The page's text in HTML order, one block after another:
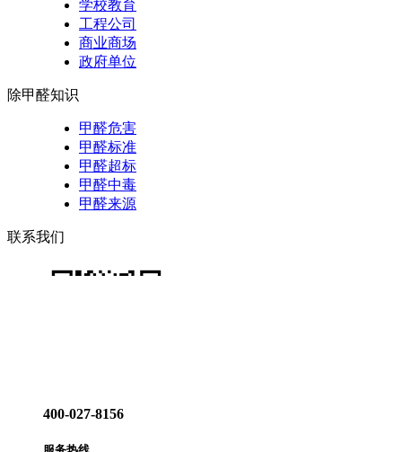
学校教育
工程公司
商业商场
政府单位
除甲醛知识
甲醛危害
甲醛标准
甲醛超标
甲醛中毒
甲醛来源
联系我们
400-027-8156